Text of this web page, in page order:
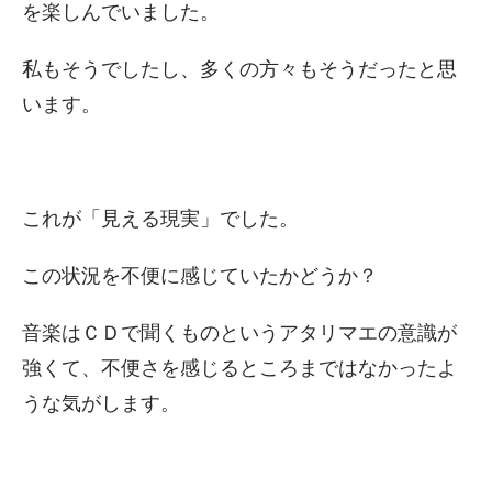
を楽しんでいました。
私もそうでしたし、多くの方々もそうだったと思
います。
これが「見える現実」でした。
この状況を不便に感じていたかどうか？
音楽はＣＤで聞くものというアタリマエの意識が
強くて、不便さを感じるところまではなかったよ
うな気がします。